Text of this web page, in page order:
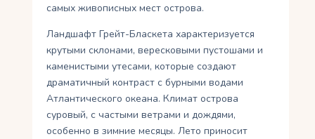
самых живописных мест острова.
Ландшафт Грейт-Бласкета характеризуется
крутыми склонами, вересковыми пустошами и
каменистыми утесами, которые создают
драматичный контраст с бурными водами
Атлантического океана. Климат острова
суровый, с частыми ветрами и дождями,
особенно в зимние месяцы. Лето приносит